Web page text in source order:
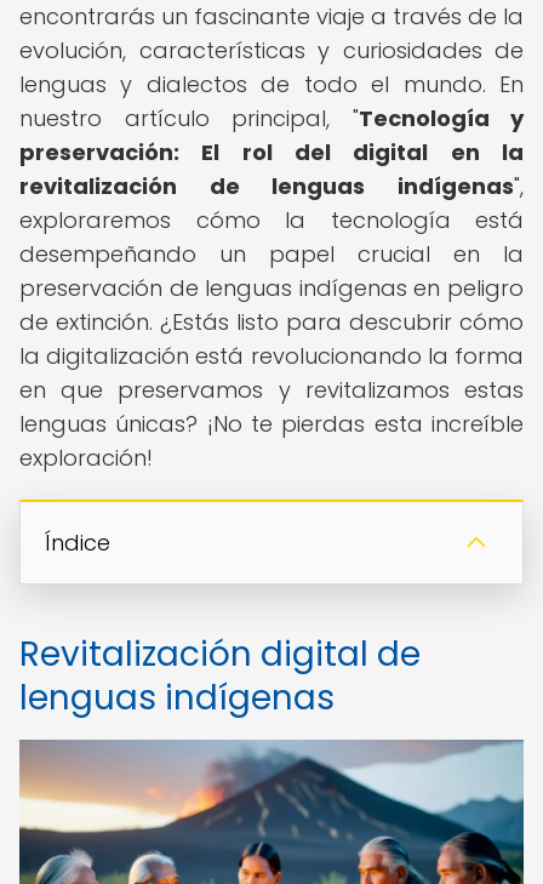
encontrarás un fascinante viaje a través de la
evolución, características y curiosidades de
lenguas y dialectos de todo el mundo. En
nuestro artículo principal, "Tecnología y
preservación: El rol del digital en la
revitalización de lenguas indígenas",
exploraremos cómo la tecnología está
desempeñando un papel crucial en la
preservación de lenguas indígenas en peligro
de extinción. ¿Estás listo para descubrir cómo
la digitalización está revolucionando la forma
en que preservamos y revitalizamos estas
lenguas únicas? ¡No te pierdas esta increíble
exploración!
Índice
Revitalización digital de
lenguas indígenas